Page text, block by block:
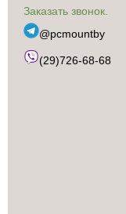
Заказать звонок.
@pcmountby
(29)726-68-68